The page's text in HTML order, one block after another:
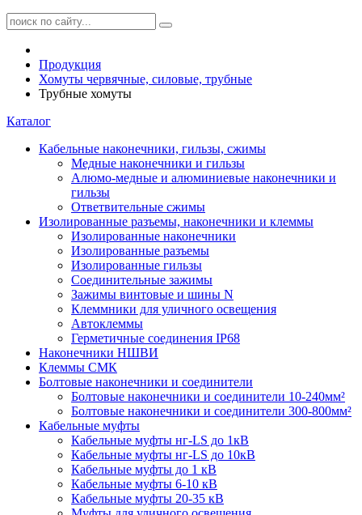
Продукция
Хомуты червячные, силовые, трубные
Трубные хомуты
Каталог
Кабельные наконечники, гильзы, сжимы
Медные наконечники и гильзы
Алюмо-медные и алюминиевые наконечники и
гильзы
Ответвительные сжимы
Изолированные разъемы, наконечники и клеммы
Изолированные наконечники
Изолированные разъемы
Изолированные гильзы
Соединительные зажимы
Зажимы винтовые и шины N
Клеммники для уличного освещения
Автоклеммы
Герметичные соединения IP68
Наконечники НШВИ
Клеммы СМК
Болтовые наконечники и соединители
Болтовые наконечники и соединители 10-240мм²
Болтовые наконечники и соединители 300-800мм²
Кабельные муфты
Кабельные муфты нг-LS до 1кВ
Кабельные муфты нг-LS до 10кВ
Кабельные муфты до 1 кВ
Кабельные муфты 6-10 кВ
Кабельные муфты 20-35 кВ